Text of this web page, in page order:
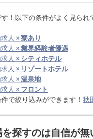
！以下の条件がよく見られ
人 ×寮あり
人 ×業界経験者優遇
人 × シティホテル
人 × リゾートホテル
人 ×温泉地
人 × フロント
で絞り込みができます！ 秋
探すのは自信が